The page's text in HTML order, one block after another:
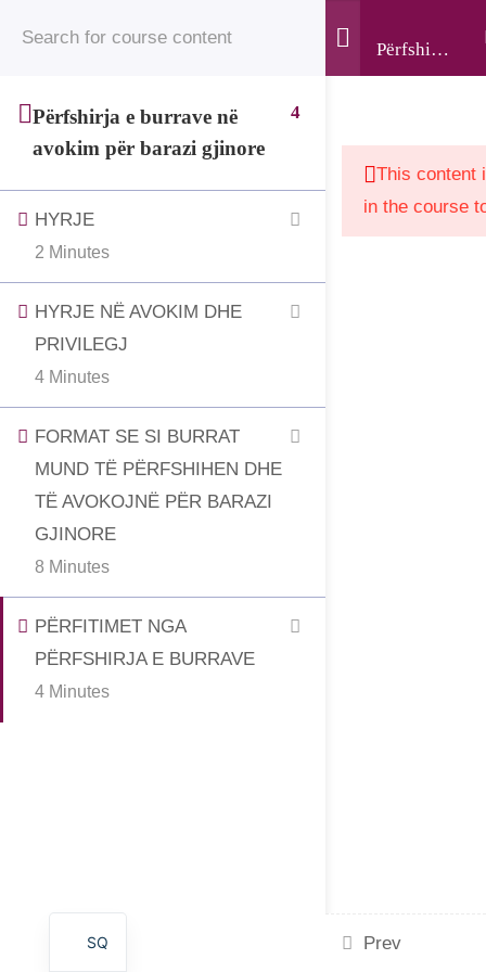
Register Login
Përfshirja
e burrave
për
barazi
Përfshirja e burrave në
avokim për barazi gjinore
4
HYRJE
2 Minutes
HYRJE NË AVOKIM DHE
PRIVILEGJ
4 Minutes
FORMAT SE SI BURRAT
MUND TË PËRFSHIHEN DHE
TË AVOKOJNË PËR BARAZI
GJINORE
8 Minutes
PËRFITIMET NGA
PËRFSHIRJA E BURRAVE
4 Minutes
This content
in the course
Prev
© 2025 • Jahjaga Foundation • All Rights Reserved •
The development of this website was supported by the
“Support to Civil Society in Kosovo” project, funded by
the Grand Duchy of Luxembourg and implemented by
LuxDev, the Luxembourg Development Cooperation
SQ